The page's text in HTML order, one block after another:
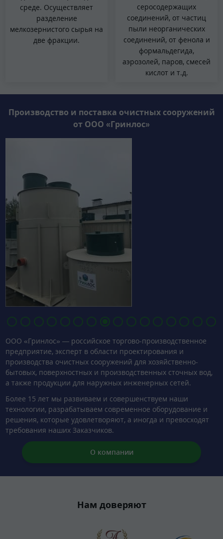
среде. Осуществляет
разделение
мелкозернистого сырья на
две фракции.
серосодержащих
соединений, от частиц
пыли неорганических
соединений, от фенола и
формальдегида,
аэрозолей, паров, смесей
кислот и т.д.
Производство и поставка очистных сооружений
от ООО «Гринлос»
1 2 3 4 5 6 7 8 9 10 11 12 13 14 15 16
ООО «Гринлос» — российское торгово-производственное
предприятие, эксперт в области проектирования и
производства очистных сооружений для хозяйственно-
бытовых, поверхностных и производственных сточных вод,
а также продукции для наружных инженерных сетей.
Более 15 лет мы развиваем и совершенствуем наши
технологии, разрабатываем современное оборудование и
решения, которые удовлетворяют, а иногда и превосходят
требования наших Заказчиков.
О компании
Нам доверяют